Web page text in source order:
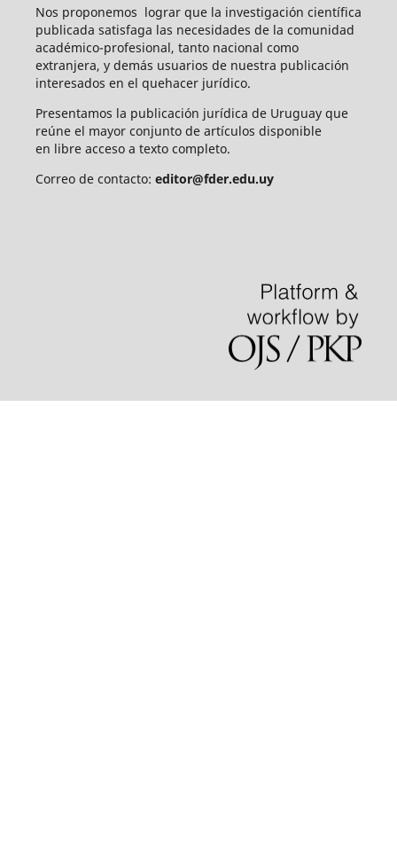
Nos proponemos lograr que la investigación científica
publicada satisfaga las necesidades de la comunidad
académico-profesional, tanto nacional como
extranjera, y demás usuarios de nuestra publicación
interesados en el quehacer jurídico.
Presentamos la publicación jurídica de Uruguay que
reúne el mayor conjunto de artículos disponible
en libre acceso a texto completo.
Correo de contacto: editor@fder.edu.uy